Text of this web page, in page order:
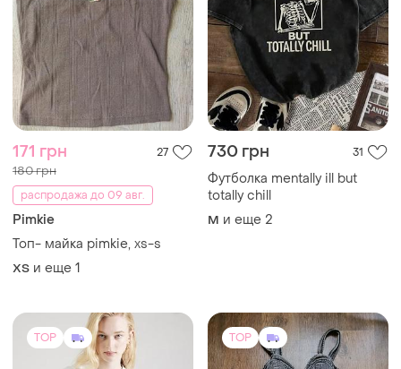
171 грн 27
180 грн
распродажа до 09 авг.
Pimkie
Топ- майка pimkie, xs-s
ХS и еще 1
730 грн 31
Футболка mentally ill but
totally chill
M и еще 2
TOP TOP